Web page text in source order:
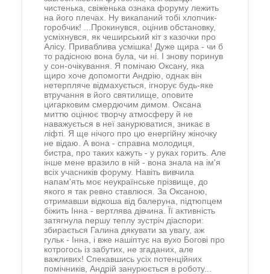
чистенька, свіженька ознака форуму лежить
на його плечах. Ну викапаний тобі хлопчик-
горобчик! ...Прокинувся, оцінив обстановку,
усміхнувся, як чеширський кіт з казочки про
Алісу. Приваблива усмішка! Дуже щира - чи б
то радісною вона була, чи ні. І знову поринув
у сон-очікування. Я помічаю Оксану, яка
щиро хоче допомогти Андрію, однак він
нетерпляче відмахується, ігнорує будь-яке
втручання в його святилище, оповите
цигарковим смердючим димом. Оксана
миттю оцінює творчу атмосферу й не
наважується в неї занурюватися, зникає в
ліфті. Я ще нічого про цю енергійну жіночку
не відаю. А вона - справна молодиця,
бистра, про таких кажуть - у руках горить. Але
інше мене вразило в ній - вона знала на ім'я
всіх учасників форуму. Навіть вивчила
напам'ять моє неукраїнське прізвище, до
якого я так ревно ставлюся. За Оксаною,
отримавши відкоша від балеруна, підтюпцем
біжить Інна - вертлява дівчина. Її активність
затягнула першу теплу зустріч діаспори:
збирається Галина дякувати за увагу, аж
гульк - Інна, і вже нашіптує на вухо Богові про
котрогось із забутих, не згаданих, але
важливих! Спекавшись усіх потенційних
помічників, Андрій занурюється в роботу...